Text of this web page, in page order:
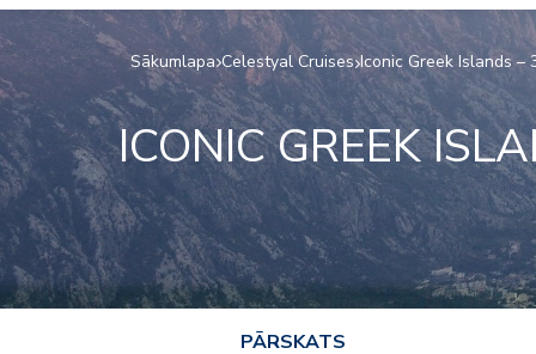
Sākumlapa Celestyal Cruises Iconic Greek Islands
ICONIC GREEK
PĀRSKATS